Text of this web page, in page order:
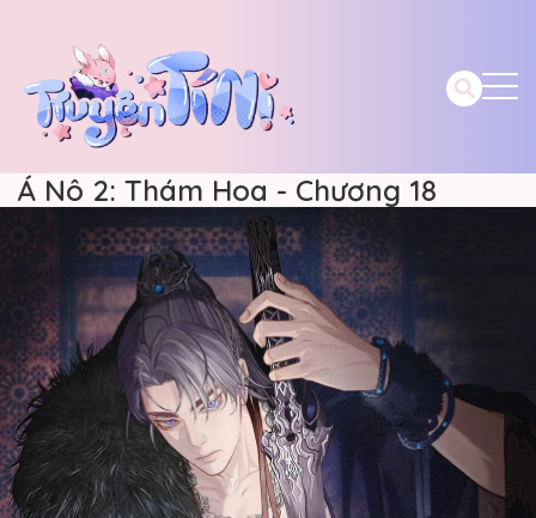
Á Nô 2: Thám Hoa - Chương 18